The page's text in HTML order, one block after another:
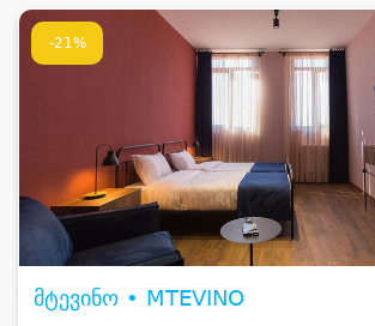
-21%
მტევინო • MTEVINO